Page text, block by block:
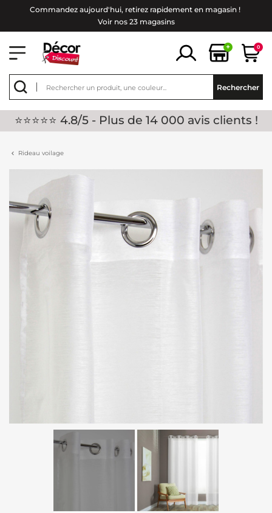
Commandez aujourd'hui, retirez rapidement en magasin !
Voir nos 23 magasins
+ 0
Rechercher
⭐⭐⭐⭐⭐ 4.8/5 - Plus de 14 000 avis clients !
Rideau voilage